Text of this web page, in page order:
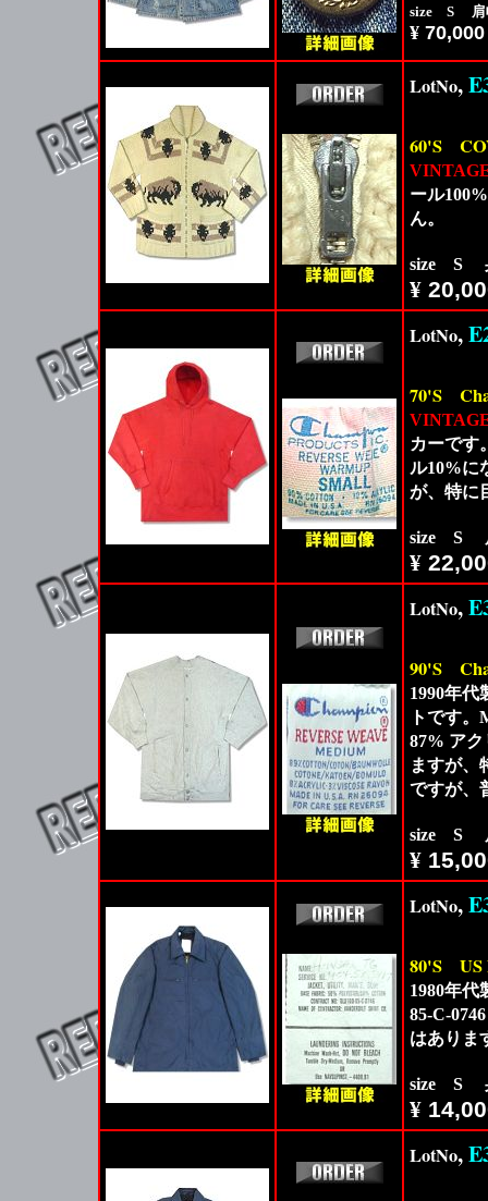
size S 肩幅
¥ 70,000
LotNo,
60'S
ール
ん。
size S
¥
LotNo,
70'S
カーです
ル10%に
が、特に
size S 肩
¥
LotNo,
90'S
1990年
トです
87% ア
ますが、
ですが、
size S 肩
¥
LotNo,
80'S
1980年
85-C-
はありま
size S
¥
LotNo,